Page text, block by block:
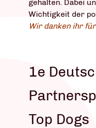
gehalten. Dabei
Wichtigkeit der
Wir danken ihr
1e
Top Dogs